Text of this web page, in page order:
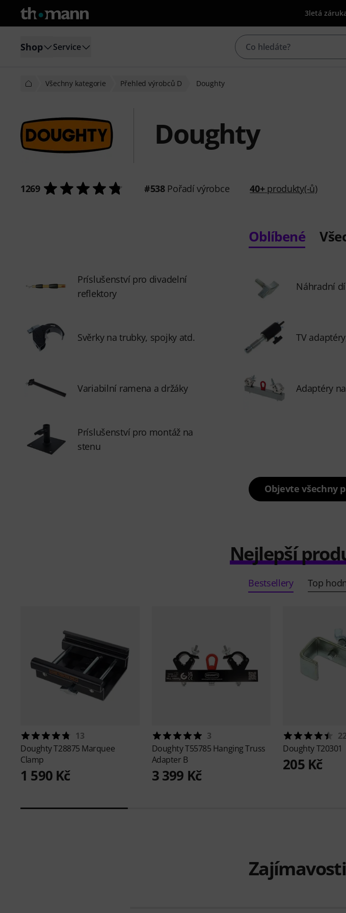
3letá
Shop Service
Všechny kategorie Přehled výrobců D Doughty
Doughty
1269 #538Pořadí výrobce 40+produkty(-ů)
Oblíbené
Príslušenství pro divadelní
reflektory
Náhradní
Svěrky na trubky, spojky atd. TV
Variabilní ramena a držáky Adaptéry
Príslušenství pro montáž na
stenu
Objevte všechny
Nejlepší
Bestsellery Top
13
DoughtyT28875 Marquee
Clamp
1 590 Kč
3
DoughtyT55785 Hanging Truss
Adapter B
3 399 Kč
DoughtyT20301
205 Kč